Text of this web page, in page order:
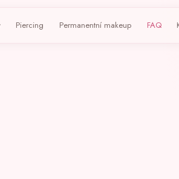
Piercing Permanentní makeup FAQ